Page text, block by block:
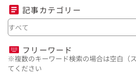
記事カテゴリー
すべて
フリーワード
※複数のキーワード検索の場合は空白（
てください